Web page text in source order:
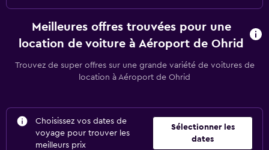
Meilleures offres trouvées pour une
location de voiture à Aéroport de Ohrid
Trouvez de super offres sur une grande variété de voitures de
location à Aéroport de Ohrid
Choisissez vos dates de
voyage pour trouver les
meilleurs prix
Sélectionner les
dates